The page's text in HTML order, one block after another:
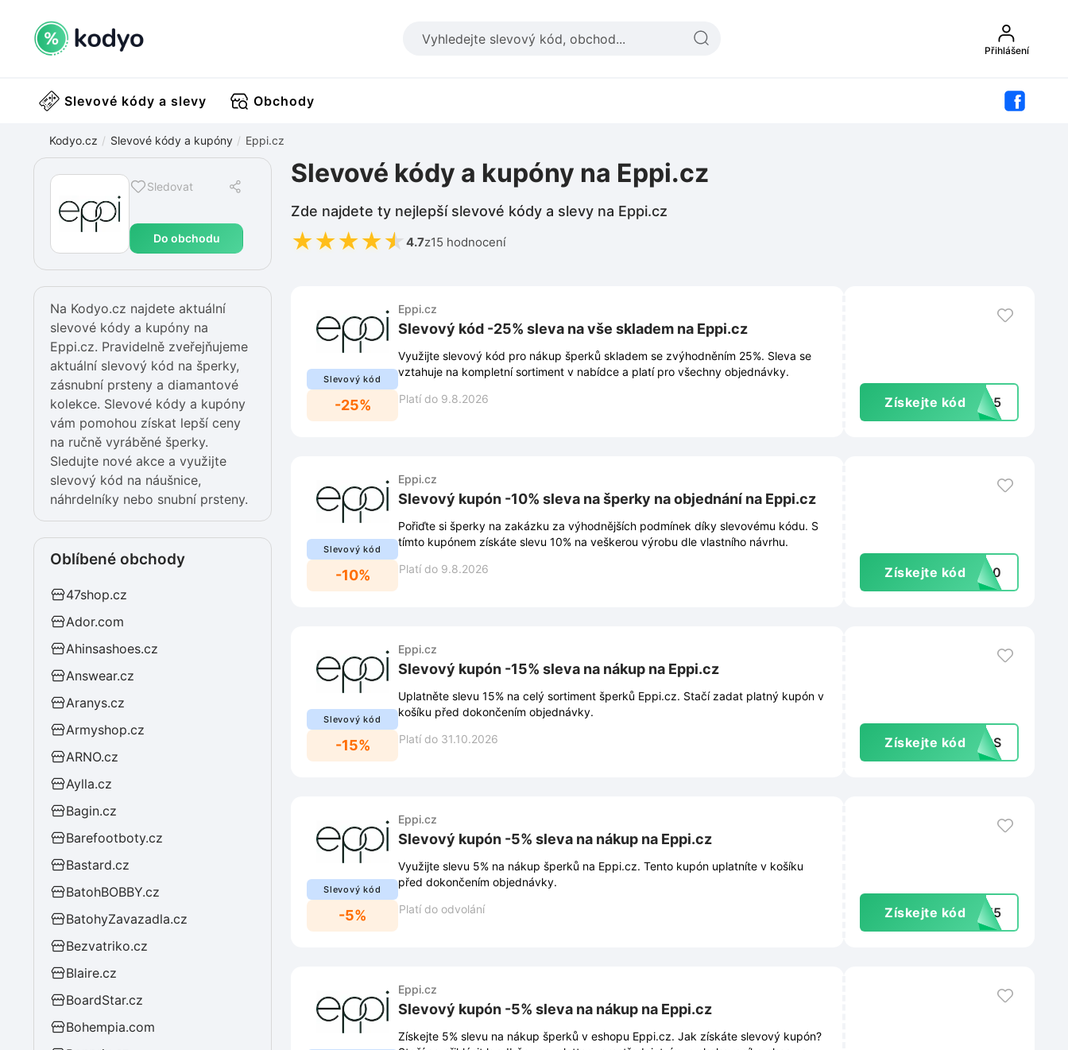
Přihlášení
Slevové kódy a slevy Obchody
Kodyo.cz Slevové kódy a kupóny Eppi.cz
Sledovat
Do obchodu
Slevové kódy a kupóny na Eppi.cz
Zde najdete ty nejlepší slevové kódy a slevy na Eppi.cz
★★★★★ 4.7z15 hodnocení
Na Kodyo.cz najdete aktuální
slevové kódy a kupóny na
Eppi.cz. Pravidelně zveřejňujeme
aktuální slevový kód na šperky,
zásnubní prsteny a diamantové
kolekce. Slevové kódy a kupóny
vám pomohou získat lepší ceny
na ručně vyráběné šperky.
Sledujte nové akce a využijte
slevový kód na náušnice,
náhrdelníky nebo snubní prsteny.
Oblíbené obchody
47shop.cz
Ador.com
Ahinsashoes.cz
Answear.cz
Aranys.cz
Armyshop.cz
ARNO.cz
Aylla.cz
Bagin.cz
Barefootboty.cz
Bastard.cz
BatohBOBBY.cz
BatohyZavazadla.cz
Bezvatriko.cz
Blaire.cz
BoardStar.cz
Bohempia.com
Slevový kód
-25%
Eppi.cz
Slevový kód -25% sleva na vše skladem na Eppi.cz
Využijte slevový kód pro nákup šperků skladem se zvýhodněním 25%. Sleva se
vztahuje na kompletní sortiment v nabídce a platí pro všechny objednávky.
Platí do 9.8.2026
Získejte kódUN25
Slevový kód
-10%
Eppi.cz
Slevový kupón -10% sleva na šperky na objednání na Eppi.cz
Pořiďte si šperky na zakázku za výhodnějších podmínek díky slevovému kódu. S
tímto kupónem získáte slevu 10% na veškerou výrobu dle vlastního návrhu.
Platí do 9.8.2026
Získejte kódUN10
Slevový kód
-15%
Eppi.cz
Slevový kupón -15% sleva na nákup na Eppi.cz
Uplatněte slevu 15% na celý sortiment šperků Eppi.cz. Stačí zadat platný kupón v
košíku před dokončením objednávky.
Platí do 31.10.2026
Získejte kód 15CS
Slevový kód
-5%
Eppi.cz
Slevový kupón -5% sleva na nákup na Eppi.cz
Využijte slevu 5% na nákup šperků na Eppi.cz. Tento kupón uplatníte v košíku
před dokončením objednávky.
Platí do odvolání
Získejte kód JTE5
Eppi.cz
Slevový kupón -5% sleva na nákup na Eppi.cz
Získejte 5% slevu na nákup šperků v eshopu Eppi.cz. Jak získáte slevový kupón?